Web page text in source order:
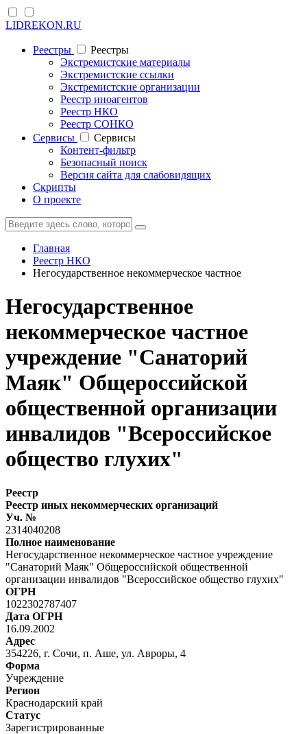
LIDREKON.RU
Реестры
Реестры
Экстремистские материалы
Экстремистские ссылки
Экстремистские организации
Реестр иноагентов
Реестр НКО
Реестр СОНКО
Cервисы
Cервисы
Контент-фильтр
Безопасный поиск
Версия сайта для слабовидящих
Скрипты
О проекте
Главная
Реестр НКО
Негосударственное некоммерческое частное
Негосударственное
некоммерческое частное
учреждение "Санаторий
Маяк" Общероссийской
общественной организации
инвалидов "Всероссийское
общество глухих"
Реестр
Реестр иных некоммерческих организаций
Уч. №
2314040208
Полное наименование
Негосударственное некоммерческое частное учреждение
"Санаторий Маяк" Общероссийской общественной
организации инвалидов "Всероссийское общество глухих"
ОГРН
1022302787407
Дата ОГРН
16.09.2002
Адрес
354226, г. Сочи, п. Аше, ул. Авроры, 4
Форма
Учреждение
Регион
Краснодарский край
Статус
Зарегистрированные